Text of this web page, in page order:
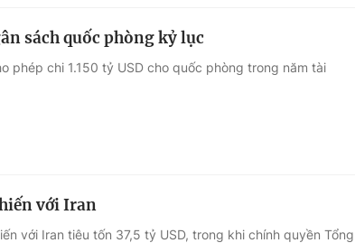
sách quốc phòng kỷ lục
phép chi 1.150 tỷ USD cho quốc phòng trong năm tài
với Iran
với Iran tiêu tốn 37,5 tỷ USD, trong khi chính quyền Tổng